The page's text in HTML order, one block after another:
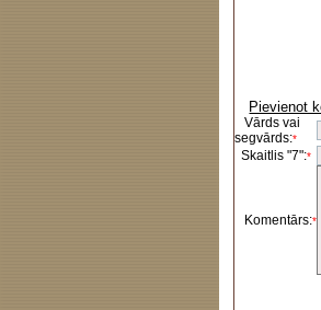
Pievienot
Vārds vai
segvārds:*
Skaitlis "7":*
Komentārs:*